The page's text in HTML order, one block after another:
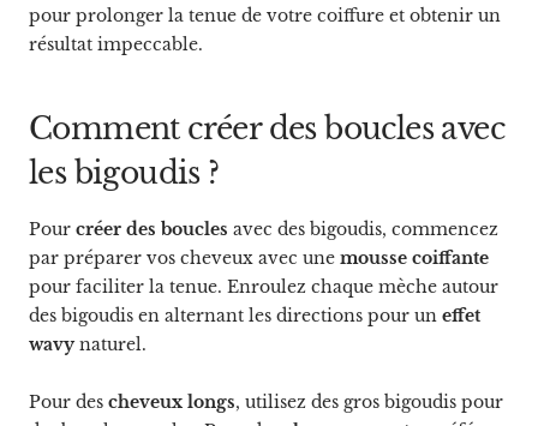
pour prolonger la tenue de votre coiffure et obtenir un
résultat impeccable.
Comment créer des boucles avec
les bigoudis ?
Pour créer des boucles avec des bigoudis, commencez
par préparer vos cheveux avec une mousse coiffante
pour faciliter la tenue. Enroulez chaque mèche autour
des bigoudis en alternant les directions pour un effet
wavynaturel.
Pour des cheveux longs, utilisez des gros bigoudis pour